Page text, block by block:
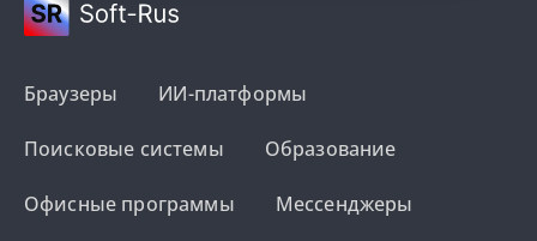
Браузеры ИИ-платформы
Поисковые системы Образование
Офисные программы Мессенджеры